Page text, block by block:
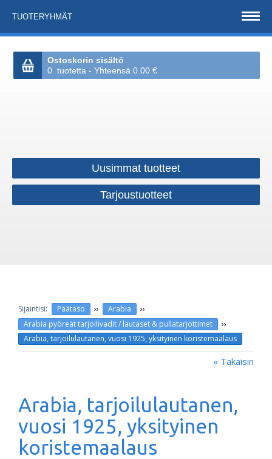
TUOTERYHMÄT
Ostoskorin sisältö
0 tuotetta - Yhteensä 0.00 €
Uusimmat tuotteet
Tarjoustuotteet
Päätaso ›› Arabia ››
Arabia pyöreät tarjoilivadit / lautaset & pullatarjottimet ››
Arabia, tarjoilulautanen, vuosi 1925, yksityinen koristemaalaus
« Takaisin
Arabia, tarjoilulautanen,
vuosi 1925, yksityinen
koristemaalaus